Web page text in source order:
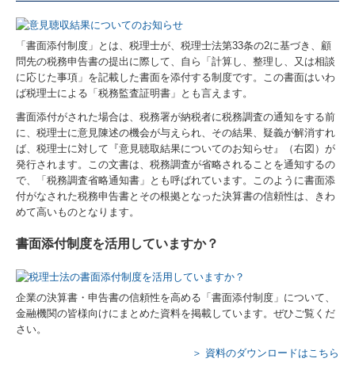
「書面添付制度」とは、税理士が、税理士法第33条の2に基づき、顧
問先の税務申告書の提出に際して、自ら「計算し、整理し、又は相談
に応じた事項」を記載した書面を添付する制度です。この書面はいわ
ば税理士による「税務監査証明書」とも言えます。
書面添付がされた場合は、税務署が納税者に税務調査の通知をする前
に、税理士に意見陳述の機会が与えられ、その結果、疑義が解消すれ
ば、税理士に対して『意見聴取結果についてのお知らせ』（右図）が
発行されます。この文書は、税務調査が省略されることを通知するの
で、「税務調査省略通知書」とも呼ばれています。このように書面添
付がなされた税務申告書とその根拠となった決算書の信頼性は、きわ
めて高いものとなります。
書面添付制度を活用していますか？
企業の決算書・申告書の信頼性を高める「書面添付制度」について、
金融機関の皆様向けにまとめた資料を掲載しています。ぜひご覧くだ
さい。
＞ 資料のダウンロードはこちら